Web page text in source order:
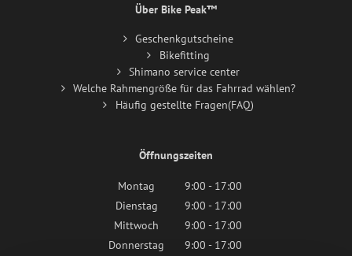
Über Bike Peak™
Geschenkgutscheine
Bikefitting
Shimano service center
Welche Rahmengröße für das Fahrrad wählen?
Häufig gestellte Fragen(FAQ)
Öffnungszeiten
Montag
9:00 - 17:00
Dienstag
9:00 - 17:00
Mittwoch
9:00 - 17:00
Donnerstag
9:00 - 17:00